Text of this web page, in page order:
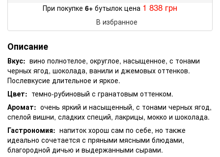
При покупке 6+ бутылок цена 1 838 грн
В избранное
Описание
Вкус: вино полнотелое, округлое, насыщенное, с тонами
черных ягод, шоколада, ванили и джемовых оттенков.
Послевкусие длительное и яркое.
Цвет: темно-рубиновый с гранатовым оттенком.
Аромат: очень яркий и насыщенный, с тонами черных ягод,
спелой вишни, сладких специй, лакрицы, мокко и шоколада.
Гастрономия: напиток хорош сам по себе, но также
идеально сочетается с пряными мясными блюдами,
благородной дичью и выдержанными сырами.